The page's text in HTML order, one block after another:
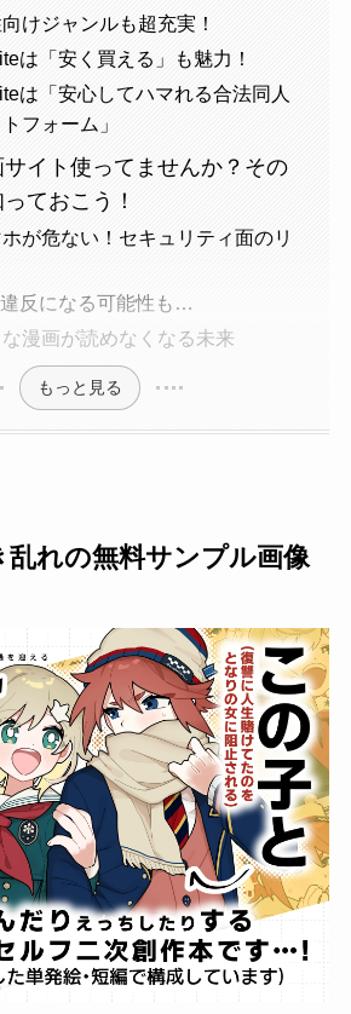
けジャンルも超充実！
は「安く買える」も魅力！
は「安心してハマれる合法同人
フォーム」
イト使ってませんか？その
ておこう！
ホが危ない！セキュリティ面のリ
反になる可能性も…
漫画が読めなくなる未来
もっと見る
乱れの無料サンプル画像